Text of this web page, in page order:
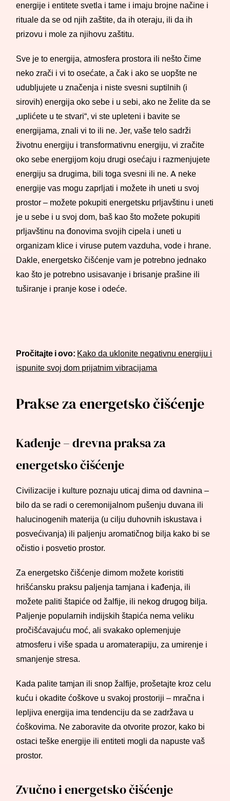
energije i entitete svetla i tame i imaju brojne načine i
rituale da se od njih zaštite, da ih oteraju, ili da ih
prizovu i mole za njihovu zaštitu.
Sve je to energija, atmosfera prostora ili nešto čime
neko zrači i vi to osećate, a čak i ako se uopšte ne
udubljujete u značenja i niste svesni suptilnih (i
sirovih) energija oko sebe i u sebi, ako ne želite da se
„uplićete u te stvari“, vi ste upleteni i bavite se
energijama, znali vi to ili ne. Jer, vaše telo sadrži
životnu energiju i transformativnu energiju, vi zračite
oko sebe energijom koju drugi osećaju i razmenjujete
energiju sa drugima, bili toga svesni ili ne. A neke
energije vas mogu zaprljati i možete ih uneti u svoj
prostor – možete pokupiti energetsku prljavštinu i uneti
je u sebe i u svoj dom, baš kao što možete pokupiti
prljavštinu na đonovima svojih cipela i uneti u
organizam klice i viruse putem vazduha, vode i hrane.
Dakle, energetsko čišćenje vam je potrebno jednako
kao što je potrebno usisavanje i brisanje prašine ili
tuširanje i pranje kose i odeće.
Pročitajte i ovo: Kako da uklonite negativnu energiju i
ispunite svoj dom prijatnim vibracijama
Prakse za energetsko čišćenje
Kađenje – drevna praksa za
energetsko čišćenje
Civilizacije i kulture poznaju uticaj dima od davnina –
bilo da se radi o ceremonijalnom pušenju duvana ili
halucinogenih materija (u cilju duhovnih iskustava i
posvećivanja) ili paljenju aromatičnog bilja kako bi se
očistio i posvetio prostor.
Za energetsko čišćenje dimom možete koristiti
hrišćansku praksu paljenja tamjana i kađenja, ili
možete paliti štapiće od žalfije, ili nekog drugog bilja.
Paljenje popularnih indijskih štapića nema veliku
pročišćavajuću moć, ali svakako oplemenjuje
atmosferu i više spada u aromaterapiju, za umirenje i
smanjenje stresa.
Kada palite tamjan ili snop žalfije, prošetajte kroz celu
kuću i okadite ćoškove u svakoj prostoriji – mračna i
lepljiva energija ima tendenciju da se zadržava u
ćoškovima. Ne zaboravite da otvorite prozor, kako bi
ostaci teške energije ili entiteti mogli da napuste vaš
prostor.
Zvučno i energetsko čišćenje